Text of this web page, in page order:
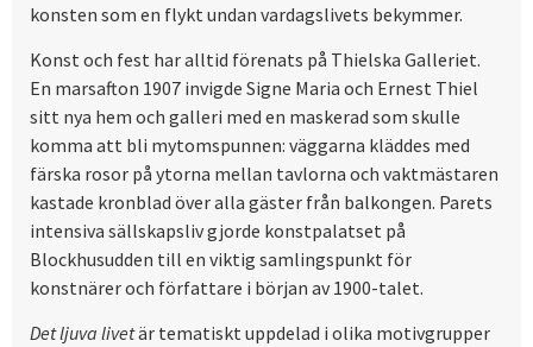
konsten som en flykt undan vardagslivets bekymmer.
Konst och fest har alltid förenats på Thielska Galleriet.
En marsafton 1907 invigde Signe Maria och Ernest Thiel
sitt nya hem och galleri med en maskerad som skulle
komma att bli mytomspunnen: väggarna kläddes med
färska rosor på ytorna mellan tavlorna och vaktmästaren
kastade kronblad över alla gäster från balkongen. Parets
intensiva sällskapsliv gjorde konstpalatset på
Blockhusudden till en viktig samlingspunkt för
konstnärer och författare i början av 1900-talet.
Det ljuva livetär tematiskt uppdelad i olika motivgrupper